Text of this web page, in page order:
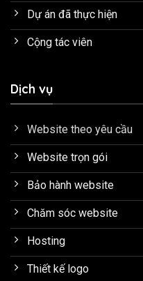
Dự án đã thực hiện
Cộng tác viên
Dịch vụ
Website theo yêu cầu
Website trọn gói
Bảo hành website
Chăm sóc website
Hosting
Thiết kế logo